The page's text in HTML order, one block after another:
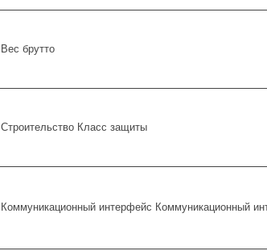
Вес брутто
Строительство Класс защиты
Коммуникационный интерфейс Коммуникационный